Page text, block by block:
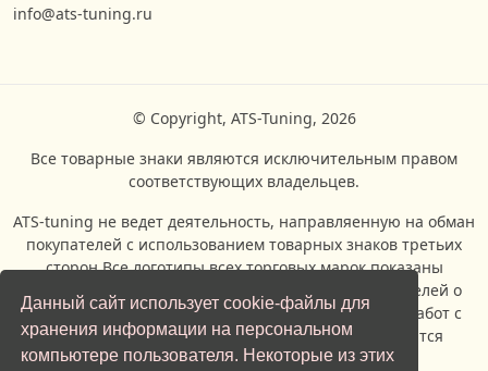
Данный сайт использует cookie-файлы для
хранения информации на персональном
компьютере пользователя. Некоторые из этих
info@ats-tuning.ru
© Copyright, ATS-Tuning, 2026
Все товарные знаки являются исключительным правом
соответствующих владельцев.
ATS-tuning не ведет деятельность, направляенную на обман
покупателей с использованием товарных знаков третьих
сторон.Все логотипы всех торговых марок показаны
исключительно с целью информирования посетителей о
возможности проведения ремонтых и сервисных работ с
автомобилями, производителями которых являются
владельцы торговых марок.